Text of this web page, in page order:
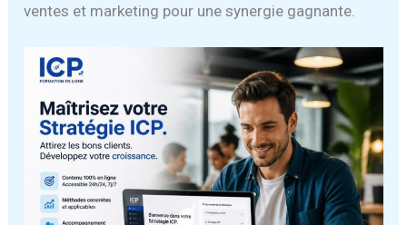
ventes et marketing pour une synergie gagnante.